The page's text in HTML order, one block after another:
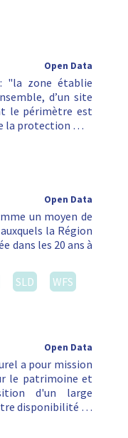
Open Data
"la zone établie
d’un site
le périmètre est
la protection …
Open Data
un moyen de
la Région
dans les 20 ans à
SLD
WFS
Open Data
a pour mission
le patrimoine et
d'un large
disponibilité …